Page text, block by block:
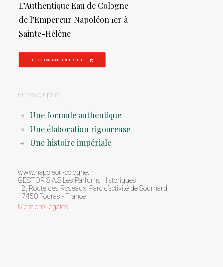
L’Authentique Eau de Cologne
de l’Empereur Napoléon 1er à
Sainte-Hélène
DÉCOUVRIR NOTRE PRODUIT
En savoir plus :
Une formule authentique
Une élaboration rigoureuse
Une histoire impériale
www.napoleon-cologne.fr
GESTOR S.A.S Les Parfums Historiques
12, Route des Roseaux, Parc d’activité de Soumard,
17450 Fouras - France
Mentions légales